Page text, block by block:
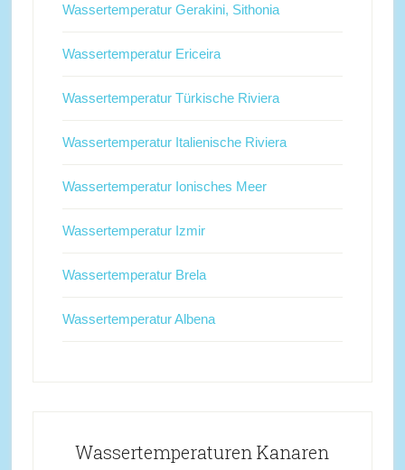
Wassertemperatur Gerakini, Sithonia
Wassertemperatur Ericeira
Wassertemperatur Türkische Riviera
Wassertemperatur Italienische Riviera
Wassertemperatur Ionisches Meer
Wassertemperatur Izmir
Wassertemperatur Brela
Wassertemperatur Albena
Wassertemperaturen Kanaren